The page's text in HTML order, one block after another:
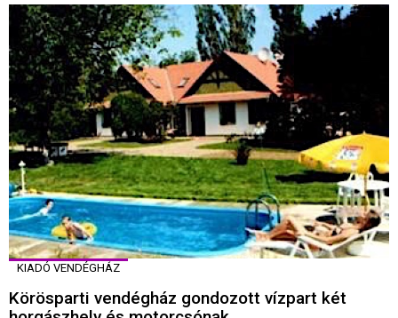
KIADÓ VENDÉGHÁZ
Körösparti vendégház gondozott vízpart két